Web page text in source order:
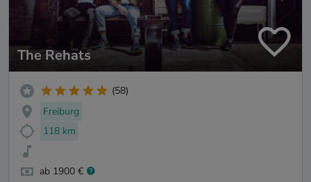
The Rehats
(58)
Freiburg
118 km
ab 1900 €